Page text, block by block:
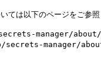
ては以下のページをご参照
jp/secrets-
jp/secrets-